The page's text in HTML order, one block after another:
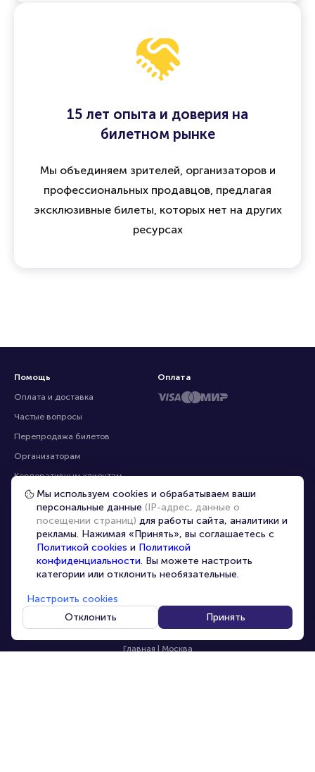
15 лет опыта и доверия на
билетном рынке
Мы объединяем зрителей, организаторов и
профессиональных продавцов, предлагая
эксклюзивные билеты, которых нет на других
ресурсах
Помощь
Оплата и доставка
Частые вопросы
Перепродажа билетов
Организаторам
Корпоративным клиентам
VIP-билеты
Условия использования
Персональные данные
О компании
Контакты
Карта сайта
Управление cookies
8-800-500-42-62
info@portalbilet.ru
Все площадки
Оплата
Главная | Москва
Мы используем cookies и обрабатываем ваши
персональные данные (IP-адрес, данные о
посещении страниц) для работы сайта, аналитики и
рекламы. Нажимая «Принять», вы соглашаетесь с
Политикой cookies и Политикой
конфиденциальности. Вы можете настроить
категории или отклонить необязательные.
Настроить cookies
Отклонить
Принять